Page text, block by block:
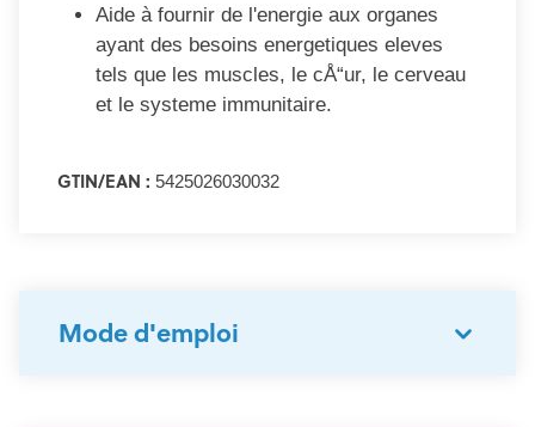
Aide à fournir de l'energie aux organes
ayant des besoins energetiques eleves
tels que les muscles, le cÅ“ur, le cerveau
et le systeme immunitaire.
GTIN/EAN : 5425026030032
Mode d'emploi